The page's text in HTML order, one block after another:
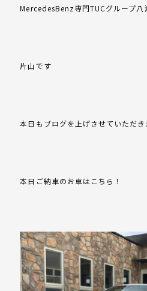
MercedesBenz専門TUCグループ八
片山です
本日もブログを上げさせていただき
本日ご納車のお車はこちら！